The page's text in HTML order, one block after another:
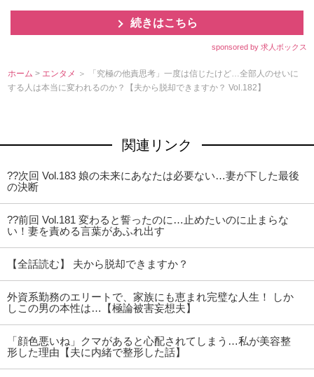
続きはこちら
sponsored by 求人ボックス
ホーム > エンタメ ＞ 「究極の他責思考」一度は信じたけど…全部人のせいに
する人は本当に変われるのか？【夫から脱却できますか？ Vol.182】
関連リンク
??次回 Vol.183 娘の未来にあなたは必要ない…妻が下した最後
の決断
??前回 Vol.181 変わると誓ったのに…止めたいのに止まらな
い！妻を責める言葉があふれ出す
【全話読む】 夫から脱却できますか？
外資系勤務のエリートで、家族にも恵まれ完璧な人生！ しか
しこの男の本性は…【極論被害妄想夫】
「顔色悪いね」クマがあると心配されてしまう…私が美容整
形した理由【夫に内緒で整形した話】